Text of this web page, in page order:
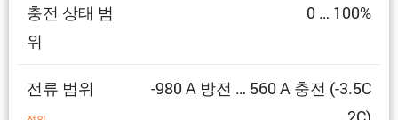
충전 상태 범
위
0 … 100%
전류 범위
-980 A 방전 … 560 A 충전 (-3.5C